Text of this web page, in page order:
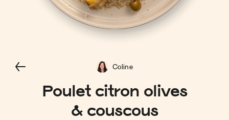
Poulet citron olives
& couscous
Coline